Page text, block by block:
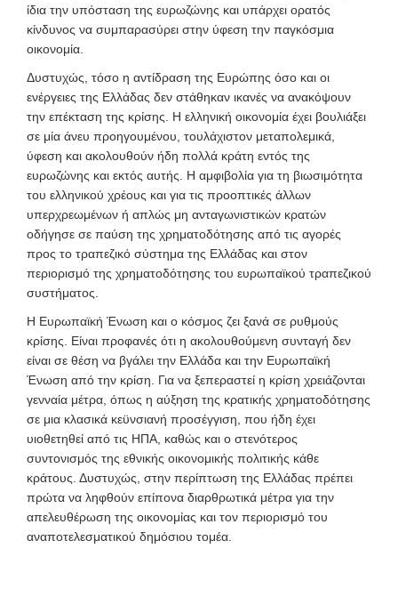
ίδια την υπόσταση της ευρωζώνης και υπάρχει ορατός
κίνδυνος να συμπαρασύρει στην ύφεση την παγκόσμια
οικονομία.
Δυστυχώς, τόσο η αντίδραση της Ευρώπης όσο και οι
ενέργειες της Ελλάδας δεν στάθηκαν ικανές να ανακόψουν
την επέκταση της κρίσης. Η ελληνική οικονομία έχει βουλιάξει
σε μία άνευ προηγουμένου, τουλάχιστον μεταπολεμικά,
ύφεση και ακολουθούν ήδη πολλά κράτη εντός της
ευρωζώνης και εκτός αυτής. Η αμφιβολία για τη βιωσιμότητα
του ελληνικού χρέους και για τις προοπτικές άλλων
υπερχρεωμένων ή απλώς μη ανταγωνιστικών κρατών
οδήγησε σε παύση της χρηματοδότησης από τις αγορές
προς το τραπεζικό σύστημα της Ελλάδας και στον
περιορισμό της χρηματοδότησης του ευρωπαϊκού τραπεζικού
συστήματος.
Η Ευρωπαϊκή Ένωση και ο κόσμος ζει ξανά σε ρυθμούς
κρίσης. Είναι προφανές ότι η ακολουθούμενη συνταγή δεν
είναι σε θέση να βγάλει την Ελλάδα και την Ευρωπαϊκή
Ένωση από την κρίση. Για να ξεπεραστεί η κρίση χρειάζονται
γενναία μέτρα, όπως η αύξηση της κρατικής χρηματοδότησης
σε μια κλασικά κεϋνσιανή προσέγγιση, που ήδη έχει
υιοθετηθεί από τις ΗΠΑ, καθώς και ο στενότερος
συντονισμός της εθνικής οικονομικής πολιτικής κάθε
κράτους. Δυστυχώς, στην περίπτωση της Ελλάδας πρέπει
πρώτα να ληφθούν επίπονα διαρθρωτικά μέτρα για την
απελευθέρωση της οικονομίας και τον περιορισμό του
αναποτελεσματικού δημόσιου τομέα.